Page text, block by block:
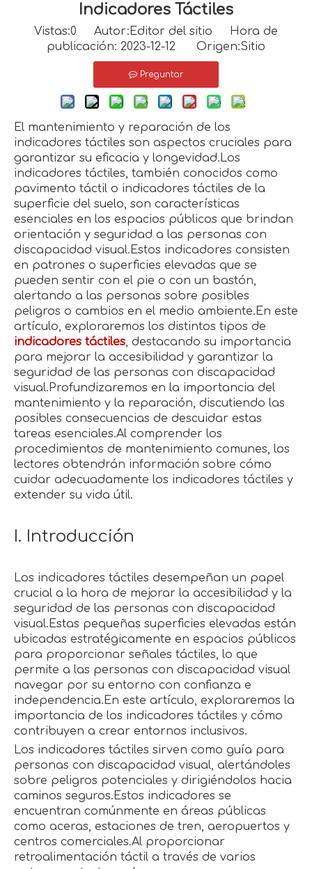
Indicadores Táctiles
Vistas:0 Autor:Editor del sitio Hora de
publicación: 2023-12-12 Origen:Sitio
Preguntar
El mantenimiento y reparación de los
indicadores táctiles son aspectos cruciales para
garantizar su eficacia y longevidad.Los
indicadores táctiles, también conocidos como
pavimento táctil o indicadores táctiles de la
superficie del suelo, son características
esenciales en los espacios públicos que brindan
orientación y seguridad a las personas con
discapacidad visual.Estos indicadores consisten
en patrones o superficies elevadas que se
pueden sentir con el pie o con un bastón,
alertando a las personas sobre posibles
peligros o cambios en el medio ambiente.En este
artículo, exploraremos los distintos tipos de
indicadores táctiles, destacando su importancia
para mejorar la accesibilidad y garantizar la
seguridad de las personas con discapacidad
visual.Profundizaremos en la importancia del
mantenimiento y la reparación, discutiendo las
posibles consecuencias de descuidar estas
tareas esenciales.Al comprender los
procedimientos de mantenimiento comunes, los
lectores obtendrán información sobre cómo
cuidar adecuadamente los indicadores táctiles y
extender su vida útil.
I. Introducción
Los indicadores táctiles desempeñan un papel
crucial a la hora de mejorar la accesibilidad y la
seguridad de las personas con discapacidad
visual.Estas pequeñas superficies elevadas están
ubicadas estratégicamente en espacios públicos
para proporcionar señales táctiles, lo que
permite a las personas con discapacidad visual
navegar por su entorno con confianza e
independencia.En este artículo, exploraremos la
importancia de los indicadores táctiles y cómo
contribuyen a crear entornos inclusivos.
Los indicadores táctiles sirven como guía para
personas con discapacidad visual, alertándoles
sobre peligros potenciales y dirigiéndolos hacia
caminos seguros.Estos indicadores se
encuentran comúnmente en áreas públicas
como aceras, estaciones de tren, aeropuertos y
centros comerciales.Al proporcionar
retroalimentación táctil a través de varios